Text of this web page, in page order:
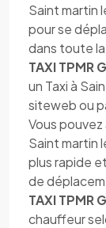
Saint martin
pour se
dans toute
TAXI TPMR
un Taxi à
siteweb ou
Vous
Saint martin
plus rapide
de
TAXI TPMR
chauffeur